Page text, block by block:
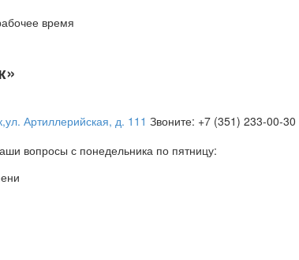
время
Артиллерийская, д. 111 Звоните: +7 (351) 233-00-30
вопросы с понедельника по пятницу: